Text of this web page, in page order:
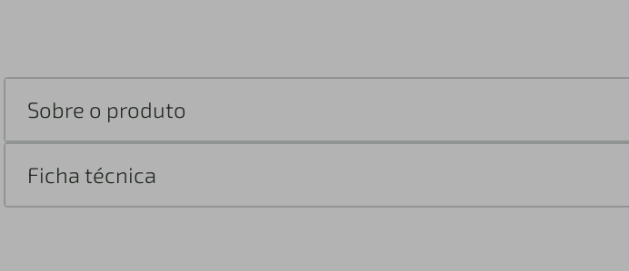
Sobre o produto
Ficha técnica